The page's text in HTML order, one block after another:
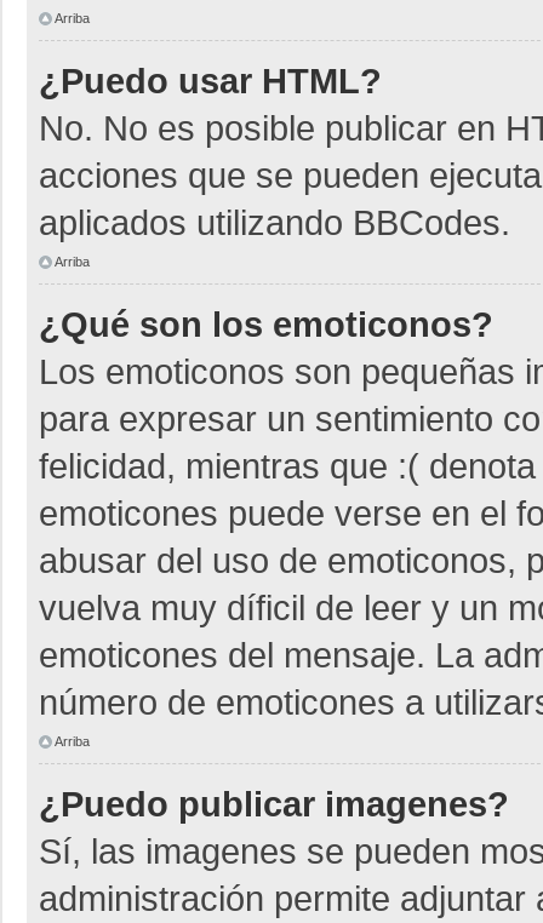
Arriba
¿Puedo usar HTML?
No. No es posible publicar en
acciones que se pueden
aplicados utilizando BBCodes.
Arriba
¿Qué son los emoticonos?
Los emoticonos son pequeñas
para expresar un sentimiento
felicidad, mientras que :(
emoticones puede verse en el
abusar del uso de emoticonos,
vuelva muy díficil de leer y un
emoticones del mensaje. La
número de emoticones a
Arriba
¿Puedo publicar imagenes?
Sí, las imagenes se pueden
administración permite